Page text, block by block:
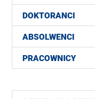
DOKTORANCI
ABSOLWENCI
PRACOWNICY